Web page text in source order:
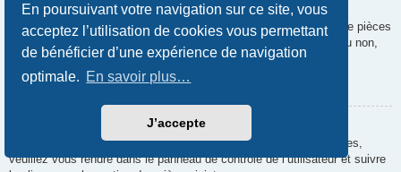
En poursuivant votre navigation sur ce site, vous
acceptez l’utilisation de cookies vous permettant
de bénéficier d’une expérience de navigation
optimale. En savoir plus…
J’accepte
Quelles pièces jointes sont autorisées sur ce forum ?
Chaque administrateur peut autoriser ou interdire certains types de pièces
jointes. Si vous n’êtes pas certain de savoir ce qui est autorisé ou non,
nous vous invitons à contacter un administrateur du forum.
Comment puis-je retrouver toutes mes pièces jointes ?
Pour retrouver la liste des pièces jointes que vous avez transférées,
veuillez vous rendre dans le panneau de contrôle de l’utilisateur et suivre